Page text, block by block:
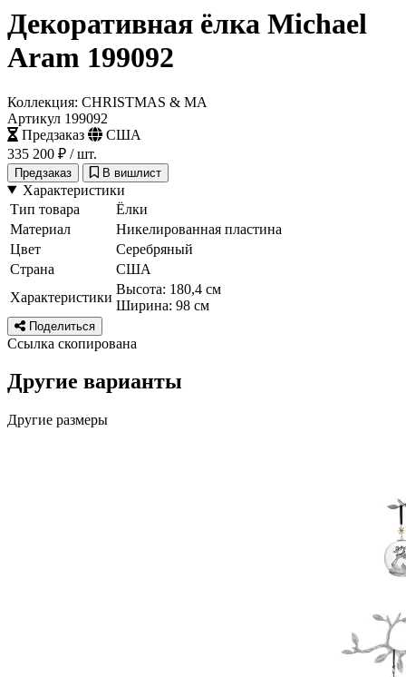
Декоративная ёлка Michael
Aram 199092
Коллекция: CHRISTMAS & MA
Артикул 199092
Предзаказ
США
335 200 ₽ / шт.
Предзаказ В вишлист
Характеристики
Тип товара
Ёлки
Материал
Никелированная пластина
Цвет
Серебряный
Страна
США
Характеристики
Высота: 180,4 см
Ширина: 98 см
Поделиться
Ссылка скопирована
Другие варианты
Другие размеры